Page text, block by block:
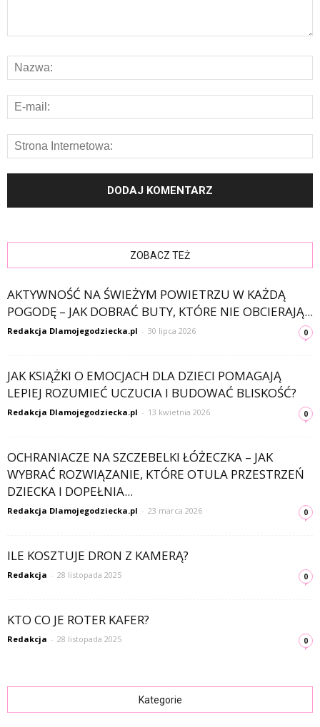
ZOBACZ TEŻ
AKTYWNOŚĆ NA ŚWIEŻYM POWIETRZU W KAŻDĄ
POGODĘ – JAK DOBRAĆ BUTY, KTÓRE NIE OBCIERAJĄ...
Redakcja Dlamojegodziecka.pl - 30 lipca 2026 0
JAK KSIĄŻKI O EMOCJACH DLA DZIECI POMAGAJĄ
LEPIEJ ROZUMIEĆ UCZUCIA I BUDOWAĆ BLISKOŚĆ?
Redakcja Dlamojegodziecka.pl - 13 kwietnia 2026 0
OCHRANIACZE NA SZCZEBELKI ŁÓŻECZKA – JAK
WYBRAĆ ROZWIĄZANIE, KTÓRE OTULA PRZESTRZEŃ
DZIECKA I DOPEŁNIA...
Redakcja Dlamojegodziecka.pl - 23 marca 2026 0
ILE KOSZTUJE DRON Z KAMERĄ?
Redakcja - 28 listopada 2025 0
KTO CO JE ROTER KAFER?
Redakcja - 28 listopada 2025 0
Kategorie